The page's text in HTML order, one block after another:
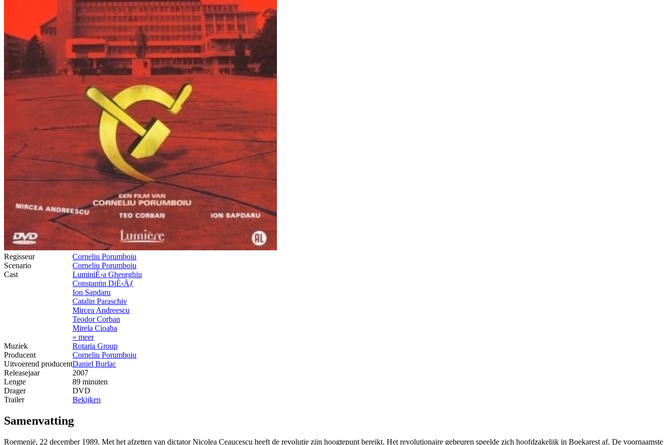
Regisseur
Corneliu Porumboiu
Scenario
Corneliu Porumboiu
Cast
LuminiÈ›a Gheorghiu
Constantin DiÈ›Äƒ
Ion Sapdaru
Catalin Paraschiv
Mircea Andreescu
Teodor Corban
Mirela Cioaba
» meer
Muziek
Rotaria Group
Producent
Corneliu Porumboiu
Uitvoerend producentDaniel Burlac
Releasejaar
2007
Lengte
89 minuten
Drager
DVD
Trailer
Bekijken
Samenvatting
Roemenië, 22 december 1989. Met het afzetten van dictator Nicolea Ceaucescu heeft de revolutie zijn hoogtepunt bereikt. Het revolutionaire gebeuren speelde zich hoofdzakelijk in Boekarest af. De voornaamste